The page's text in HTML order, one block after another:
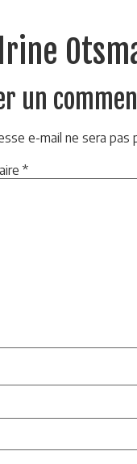
un
e-mail ne sera pas
*